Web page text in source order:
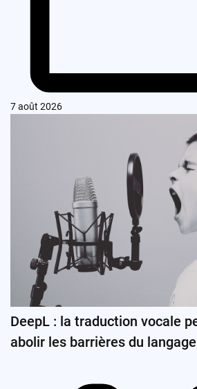
7 août 2026
DeepL : la traduction vocale
abolir les barrières du